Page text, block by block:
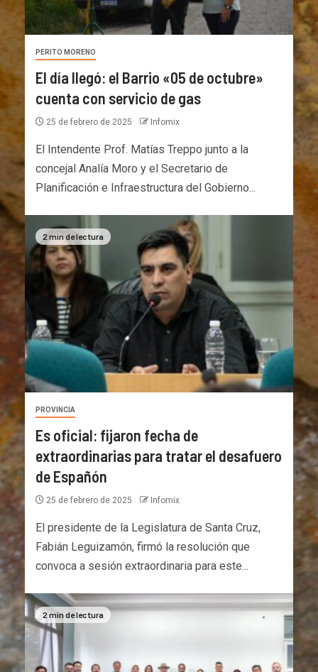
PERITO MORENO
El día llegó: el Barrio «05 de octubre»
cuenta con servicio de gas
25 de febrero de 2025 Infomix
El Intendente Prof. Matías Treppo junto a la
concejal Analía Moro y el Secretario de
Planificación e Infraestructura del Gobierno...
2 min de lectura
PROVINCIA
Es oficial: fijaron fecha de
extraordinarias para tratar el desafuero
de Españón
25 de febrero de 2025 Infomix
El presidente de la Legislatura de Santa Cruz,
Fabián Leguizamón, firmó la resolución que
convoca a sesión extraordinaria para este...
2 min de lectura